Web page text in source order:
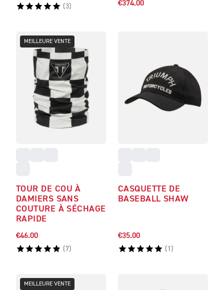
(3) €374.00
MEILLEURE VENTE
TOUR DE COU À
DAMIERS SANS
COUTURE À SÉCHAGE
RAPIDE
€46.00
(7)
CASQUETTE DE
BASEBALL SHAW
€35.00
( 1 )
MEILLEURE VENTE